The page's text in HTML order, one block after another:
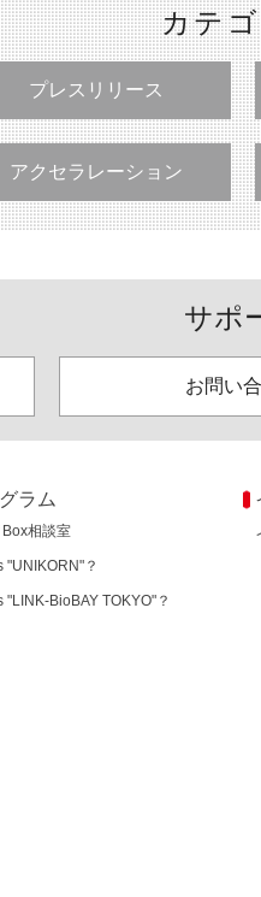
カテ
プレスリリース
アクセラレーション
サポ
お問い
ラム
Box相談室
"UNIKORN"？
"LINK-BioBAY TOKYO"？